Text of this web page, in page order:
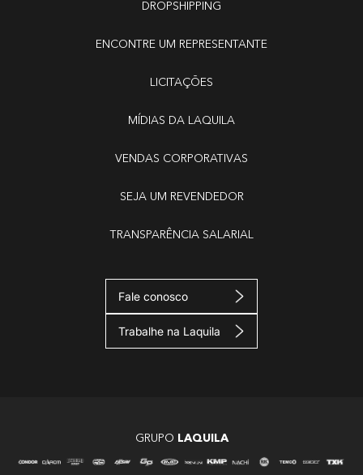
DROPSHIPPING
ENCONTRE UM REPRESENTANTE
LICITAÇÕES
MÍDIAS DA LAQUILA
VENDAS CORPORATIVAS
SEJA UM REVENDEDOR
TRANSPARÊNCIA SALARIAL
Fale conosco
Trabalhe na Laquila
GRUPO LAQUILA